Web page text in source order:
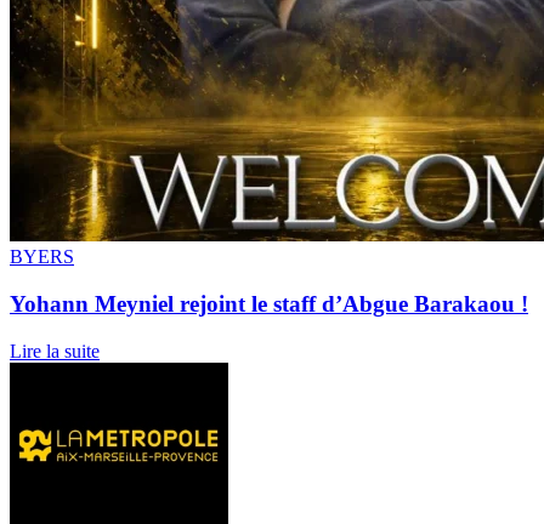
BYERS
Yohann Meyniel rejoint le staff d’Abgue Barakaou !
Lire la suite